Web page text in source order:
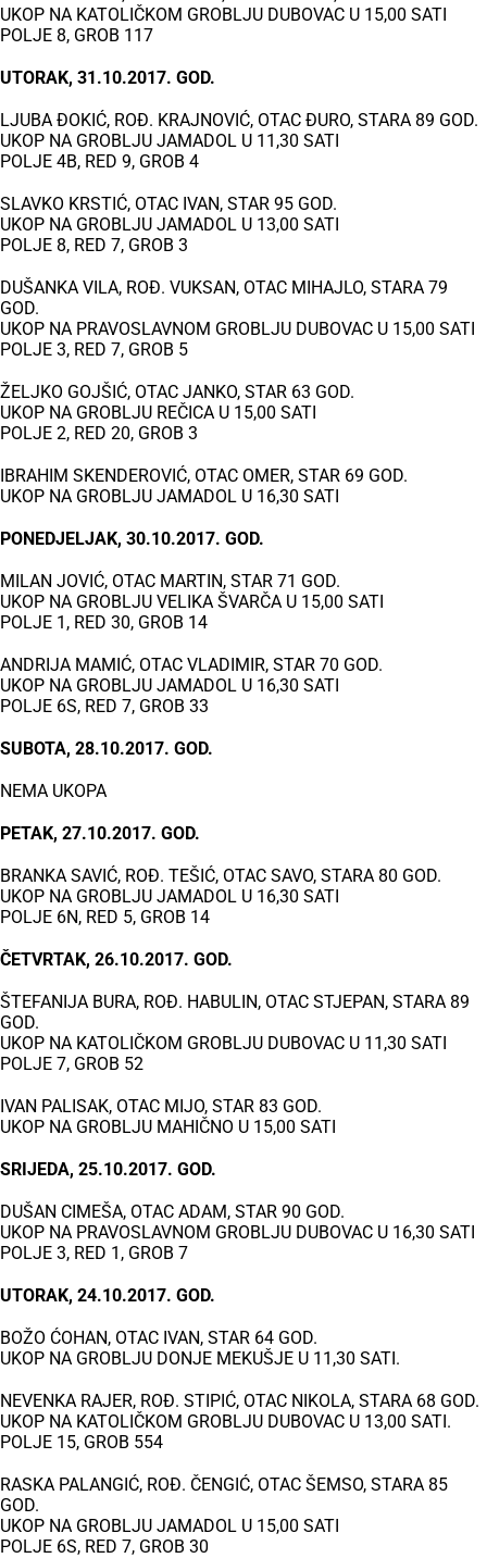
UKOP NA KATOLIČKOM GROBLJU DUBOVAC U 15,00 SATI
POLJE 8, GROB 117
UTORAK, 31.10.2017. GOD.
LJUBA ĐOKIĆ, ROĐ. KRAJNOVIĆ, OTAC ĐURO, STARA 89 GOD.
UKOP NA GROBLJU JAMADOL U 11,30 SATI
POLJE 4B, RED 9, GROB 4
SLAVKO KRSTIĆ, OTAC IVAN, STAR 95 GOD.
UKOP NA GROBLJU JAMADOL U 13,00 SATI
POLJE 8, RED 7, GROB 3
DUŠANKA VILA, ROĐ. VUKSAN, OTAC MIHAJLO, STARA 79
GOD.
UKOP NA PRAVOSLAVNOM GROBLJU DUBOVAC U 15,00 SATI
POLJE 3, RED 7, GROB 5
ŽELJKO GOJŠIĆ, OTAC JANKO, STAR 63 GOD.
UKOP NA GROBLJU REČICA U 15,00 SATI
POLJE 2, RED 20, GROB 3
IBRAHIM SKENDEROVIĆ, OTAC OMER, STAR 69 GOD.
UKOP NA GROBLJU JAMADOL U 16,30 SATI
PONEDJELJAK, 30.10.2017. GOD.
MILAN JOVIĆ, OTAC MARTIN, STAR 71 GOD.
UKOP NA GROBLJU VELIKA ŠVARČA U 15,00 SATI
POLJE 1, RED 30, GROB 14
ANDRIJA MAMIĆ, OTAC VLADIMIR, STAR 70 GOD.
UKOP NA GROBLJU JAMADOL U 16,30 SATI
POLJE 6S, RED 7, GROB 33
SUBOTA, 28.10.2017. GOD.
NEMA UKOPA
PETAK, 27.10.2017. GOD.
BRANKA SAVIĆ, ROĐ. TEŠIĆ, OTAC SAVO, STARA 80 GOD.
UKOP NA GROBLJU JAMADOL U 16,30 SATI
POLJE 6N, RED 5, GROB 14
ČETVRTAK, 26.10.2017. GOD.
ŠTEFANIJA BURA, ROĐ. HABULIN, OTAC STJEPAN, STARA 89
GOD.
UKOP NA KATOLIČKOM GROBLJU DUBOVAC U 11,30 SATI
POLJE 7, GROB 52
IVAN PALISAK, OTAC MIJO, STAR 83 GOD.
UKOP NA GROBLJU MAHIČNO U 15,00 SATI
SRIJEDA, 25.10.2017. GOD.
DUŠAN CIMEŠA, OTAC ADAM, STAR 90 GOD.
UKOP NA PRAVOSLAVNOM GROBLJU DUBOVAC U 16,30 SATI
POLJE 3, RED 1, GROB 7
UTORAK, 24.10.2017. GOD.
BOŽO ĆOHAN, OTAC IVAN, STAR 64 GOD.
UKOP NA GROBLJU DONJE MEKUŠJE U 11,30 SATI.
NEVENKA RAJER, ROĐ. STIPIĆ, OTAC NIKOLA, STARA 68 GOD.
UKOP NA KATOLIČKOM GROBLJU DUBOVAC U 13,00 SATI.
POLJE 15, GROB 554
RASKA PALANGIĆ, ROĐ. ČENGIĆ, OTAC ŠEMSO, STARA 85
GOD.
UKOP NA GROBLJU JAMADOL U 15,00 SATI
POLJE 6S, RED 7, GROB 30